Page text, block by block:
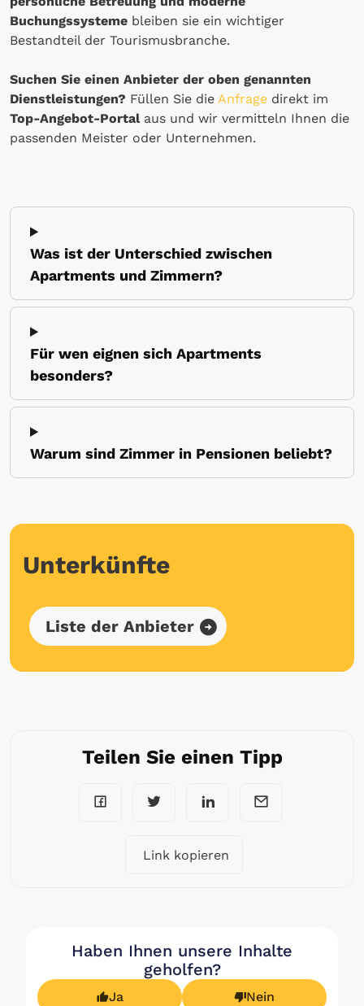
Buchungssysteme bleiben sie ein wichtiger
Bestandteil der Tourismusbranche.
Suchen Sie einen Anbieter der oben genannten
Dienstleistungen? Füllen Sie die Anfrage direkt im
Top-Angebot-Portalaus und wir vermitteln Ihnen die
passenden Meister oder Unternehmen.
Was ist der Unterschied zwischen
Apartments und Zimmern?
Für wen eignen sich Apartments
besonders?
Warum sind Zimmer in Pensionen beliebt?
Unterkünfte
Liste der Anbieter
Teilen Sie einen Tipp
Link kopieren
Haben Ihnen unsere Inhalte
geholfen?
Ja Nein